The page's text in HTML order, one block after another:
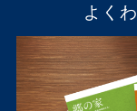
よく